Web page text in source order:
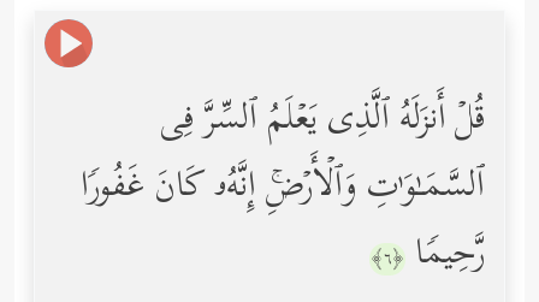
قُلۡ أَنزَلَهُ ٱلَّذِی یَعۡلَمُ ٱلسِّرَّ فِی
ٱلسَّمَـٰوَ ٰ⁠تِ وَٱلۡأَرۡضِۚ إِنَّهُۥ كَانَ غَفُورࣰا
رَّحِیمࣰا ﴿٦﴾